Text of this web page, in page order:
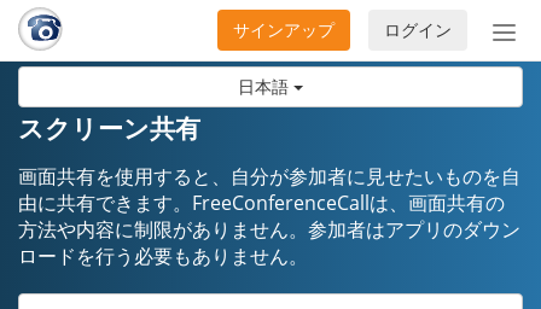
日本語
ナ
ビ
ョ
ン
の
ログイン
サインアップ
スクリーン共有
画面共有を使用すると、自分が参加者に見せたいものを自
由に共有できます。FreeConferenceCallは、画面共有の
方法や内容に制限がありません。参加者はアプリのダウン
ロードを行う必要もありません。